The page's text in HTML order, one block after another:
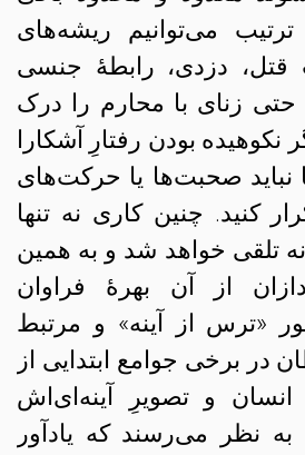
ترتیب می‌توانیم ریشه‌های
دزدی، رابطهٔ جنسی
حتی زنای با محارم را درک
نکوهیده بودن رفتارِ آشکارا
صحبت‌ها یا حرکت‌های
کنید. چنین کاری نه تنها
تلقی خواهد شد و به همین
از آن بهرهٔ فراوان
«ترس از آینه» و مرتبط
در برخی جوامع ابتدایی از
و تصویرِ آینه‌‌ای‌اش
نظر می‌رسند که یادآور